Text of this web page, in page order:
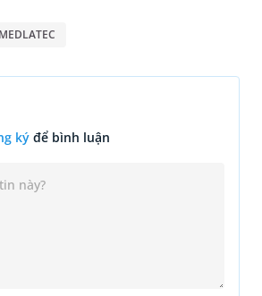
MEDLATEC
ký để bình luận